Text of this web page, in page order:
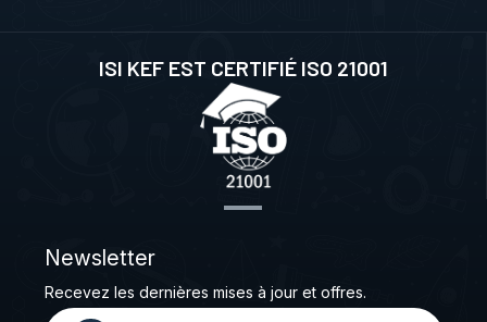
ISI KEF EST CERTIFIÉ ISO 21001
Newsletter
Recevez les dernières mises à jour et offres.